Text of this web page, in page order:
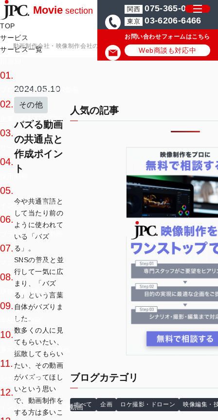
Movie section
TOP
サービス
サービス一覧
01.
プロモーション・PR動画
02.
企業・会社紹介動画
03.
サービス紹介動画
04.
05.
インタビュー動画
06.
ブランディング動画
07.
マニュアル動画
08.
研修・教育動画
09.
学校紹介動画
10.
展示会・イベント動画
11.
ショート動画
12.
インバウンド・多言語動画
関西 075-365-0571
東京 03-6206-6466
お問い合わせフォームはこちら
Web商談も対応中
動画制作会社・映像制作会社のJPC 動画制作・映像制作 最新技術ブロ
2024.05.10
その他
バズる動画
の共通点と
作成ポイン
ト
今や共通言語と
して当たり前の
ように使われて
いる「バズ
る」。
SNSの普及と並
行して一気に広
まり、「バズ
る」という言葉
自体がバズりま
した。
数多くの人に見
てもらいたい、
拡散してもらい
たい、その動画
がバズってほし
いという思い
で、動画制作を
する方は多いこ
人気の記事
ブログカテゴリ
すべて 企画 ロケ撮影・ドローン 映像編集・